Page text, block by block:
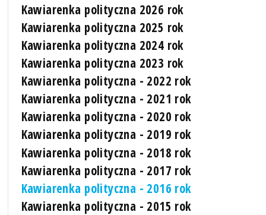
Kawiarenka polityczna 2026 rok
Kawiarenka polityczna 2025 rok
Kawiarenka polityczna 2024 rok
Kawiarenka polityczna 2023 rok
Kawiarenka polityczna - 2022 rok
Kawiarenka polityczna - 2021 rok
Kawiarenka polityczna - 2020 rok
Kawiarenka polityczna - 2019 rok
Kawiarenka polityczna - 2018 rok
Kawiarenka polityczna - 2017 rok
Kawiarenka polityczna - 2016 rok
Kawiarenka polityczna - 2015 rok